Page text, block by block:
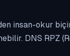
insan-okur
DNS RPZ